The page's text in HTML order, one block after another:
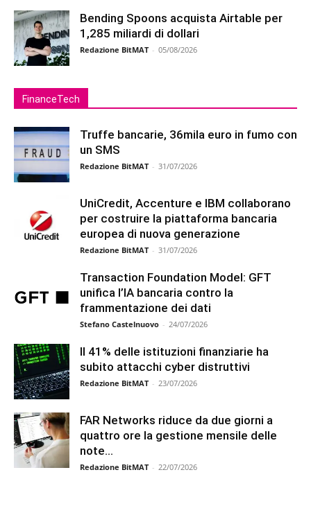
Bending Spoons acquista Airtable per
1,285 miliardi di dollari
Redazione BitMAT - 05/08/2026
FinanceTech
Truffe bancarie, 36mila euro in fumo con
un SMS
Redazione BitMAT - 31/07/2026
UniCredit, Accenture e IBM collaborano
per costruire la piattaforma bancaria
europea di nuova generazione
Redazione BitMAT - 31/07/2026
Transaction Foundation Model: GFT
unifica l’IA bancaria contro la
frammentazione dei dati
Stefano Castelnuovo - 24/07/2026
Il 41% delle istituzioni finanziarie ha
subito attacchi cyber distruttivi
Redazione BitMAT - 23/07/2026
FAR Networks riduce da due giorni a
quattro ore la gestione mensile delle
note...
Redazione BitMAT - 22/07/2026